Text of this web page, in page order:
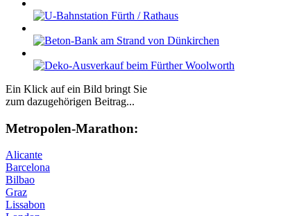
Ein Klick auf ein Bild bringt Sie
zum dazugehörigen Beitrag...
Me­tro­po­len-Ma­ra­thon:
Alicante
Barcelona
Bilbao
Graz
Lissabon